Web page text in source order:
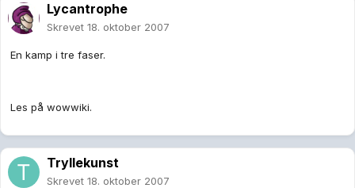
Lycantrophe
Skrevet 18. oktober 2007
En kamp i tre faser.
Les på wowwiki.
Tryllekunst
Skrevet 18. oktober 2007